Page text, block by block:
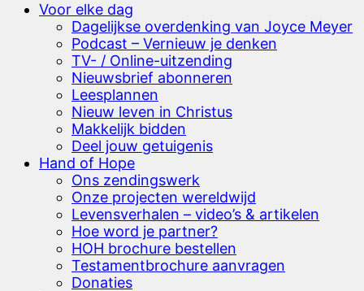
Voor elke dag
Dagelijkse overdenking van Joyce Meyer
Podcast – Vernieuw je denken
TV- / Online-uitzending
Nieuwsbrief abonneren
Leesplannen
Nieuw leven in Christus
Makkelijk bidden
Deel jouw getuigenis
Hand of Hope
Ons zendingswerk
Onze projecten wereldwijd
Levensverhalen – video’s & artikelen
Hoe word je partner?
HOH brochure bestellen
Testamentbrochure aanvragen
Donaties